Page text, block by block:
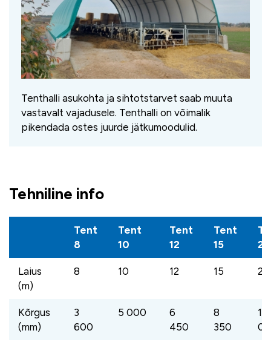
Tenthalli asukohta ja sihtotstarvet saab muuta
vastavalt vajadusele. Tenthalli on võimalik
pikendada ostes juurde jätkumoodulid.
Tehniline info
Tent
8
Tent
10
Tent
12
Tent
15
21
Laius
(m)
8 10 12 15 21
Kõrgus
(mm)
3
600
5 000
6
450
8
350
10